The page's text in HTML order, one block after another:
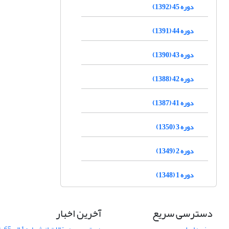
دوره 45 (1392)
دوره 44 (1391)
دوره 43 (1390)
دوره 42 (1388)
دوره 41 (1387)
دوره 3 (1350)
دوره 2 (1349)
دوره 1 (1348)
دسترسی سریع آخرین اخبار